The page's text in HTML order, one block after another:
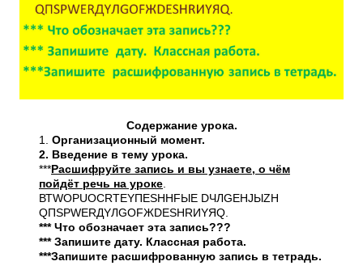
Содержание урока.
1. Организационный момент.
2. Введение в тему урока.
***Расшифруйте запись и вы узнаете, о чём
пойдёт речь на уроке
ВТWОРUОСRТЕYПЕSННFЫЕ DЧЛGЕНJЫZH
QПSРWЕRДYЛGОFЖDЕSНRИYЯQ.
*** Что обозначает эта запись???
*** Запишите дату. Классная работа.
***Запишите расшифрованную запись в тетрадь.